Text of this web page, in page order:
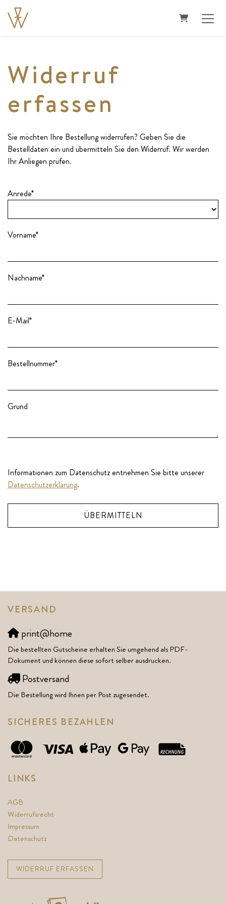
Widerruf
erfassen
Sie möchten Ihre Bestellung widerrufen? Geben Sie die
Bestelldaten ein und übermitteln Sie den Widerruf. Wir werden
Ihr Anliegen prüfen.
Anrede*
Vorname*
Nachname*
E-Mail*
Bestellnummer*
Grund
Informationen zum Datenschutz entnehmen Sie bitte unserer
Datenschutzerklärung.
ÜBERMITTELN
VERSAND
print@home
Die bestellten Gutscheine erhalten Sie umgehend als PDF-
Dokument und können diese sofort selber ausdrucken.
Postversand
Die Bestellung wird Ihnen per Post zugesendet.
SICHERES BEZAHLEN
LINKS
AGB
Widerrufsrecht
Impressum
Datenschutz
WIDERRUF ERFASSEN